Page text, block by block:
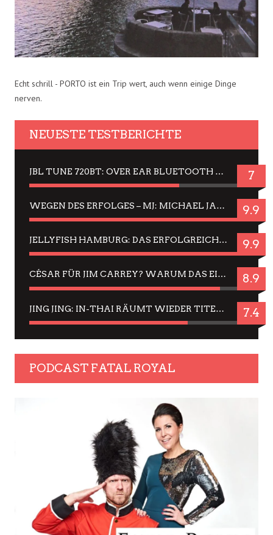
Echt schrill - PORTO ist ein Trip wert, auch wenn einige Dinge
nerven.
NEUESTE TESTBERICHTE
JBL TUNE 720BT: OVER EAR BLUETOOTH KOPFHÖRER UM DIE 50,-€ IM DAUER-TEST 7
WEGEN DES ERFOLGES – MJ: MICHAEL JACKSON MUSICAL IN EINER MATINEE SEHEN 9.9
JELLYFISH HAMBURG: DAS ERFOLGREICHE SOMMER-MENÜ 2025 IN GEFÜHLEN UND BILDERN 9.9
CÉSAR FÜR JIM CARREY? WARUM DAS EINER DER NERVIGSTEN ACTORS IST UND BLEIBT 8.9
JING JING: IN-THAI RÄUMT WIEDER TITEL AB – EIN ZWEI-STUNDEN-ERLEBNISBERICHT 7.4
PODCAST FATAL ROYAL